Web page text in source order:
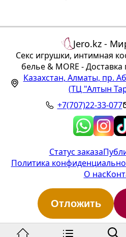
Отложить
Jero.kz -
Секс игрушки, интимная
белье & MORE -
Казахстан, Алматы, пр.
(ТЦ "Алтын
+7(707)22-33-077
Статус заказа
Политика
О нас